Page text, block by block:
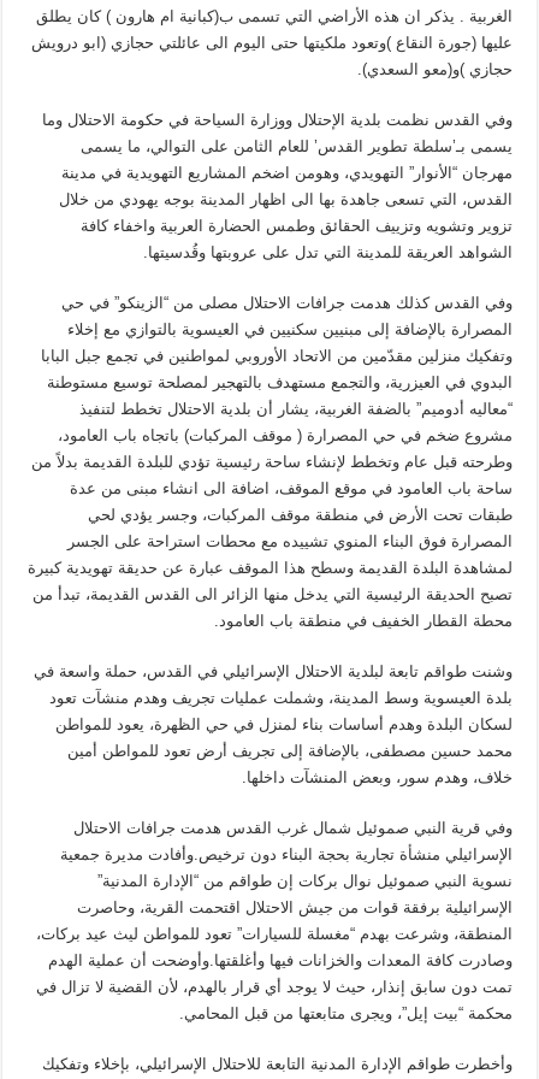
الغربية . يذكر ان هذه الأراضي التي تسمى ب(كبانية ام هارون ) كان يطلق
عليها (جورة النقاع )وتعود ملكيتها حتى اليوم الى عائلتي حجازي (ابو درويش
حجازي )و(معو السعدي).
وفي القدس نظمت بلدية الإحتلال ووزارة السياحة في حكومة الاحتلال وما
يسمى بـ’سلطة تطوير القدس’ للعام الثامن على التوالي، ما يسمى
مهرجان “الأنوار” التهويدي، وهومن اضخم المشاريع التهويدية في مدينة
القدس، التي تسعى جاهدة بها الى اظهار المدينة بوجه يهودي من خلال
تزوير وتشويه وتزييف الحقائق وطمس الحضارة العربية واخفاء كافة
الشواهد العريقة للمدينة التي تدل على عروبتها وقُدسيتها.
وفي القدس كذلك هدمت جرافات الاحتلال مصلى من “الزينكو” في حي
المصرارة بالإضافة إلى مبنيين سكنيين في العيسوية بالتوازي مع إخلاء
وتفكيك منزلين مقدّمين من الاتحاد الأوروبي لمواطنين في تجمع جبل البابا
البدوي في العيزرية، والتجمع مستهدف بالتهجير لمصلحة توسيع مستوطنة
“معاليه أدوميم” بالضفة الغربية، يشار أن بلدية الاحتلال تخطط لتنفيذ
مشروع ضخم في حي المصرارة ( موقف المركبات) باتجاه باب العامود،
وطرحته قبل عام وتخطط لإنشاء ساحة رئيسية تؤدي للبلدة القديمة بدلاً من
ساحة باب العامود في موقع الموقف، اضافة الى انشاء مبنى من عدة
طبقات تحت الأرض في منطقة موقف المركبات، وجسر يؤدي لحي
المصرارة فوق البناء المنوي تشييده مع محطات استراحة على الجسر
لمشاهدة البلدة القديمة وسطح هذا الموقف عبارة عن حديقة تهويدية كبيرة
تصبح الحديقة الرئيسية التي يدخل منها الزائر الى القدس القديمة، تبدأ من
محطة القطار الخفيف في منطقة باب العامود.
وشنت طواقم تابعة لبلدية الاحتلال الإسرائيلي في القدس، حملة واسعة في
بلدة العيسوية وسط المدينة، وشملت عمليات تجريف وهدم منشآت تعود
لسكان البلدة وهدم أساسات بناء لمنزل في حي الظهرة، يعود للمواطن
محمد حسين مصطفى، بالإضافة إلى تجريف أرض تعود للمواطن أمين
خلاف، وهدم سور، وبعض المنشآت داخلها.
وفي قرية النبي صموئيل شمال غرب القدس هدمت جرافات الاحتلال
الإسرائيلي منشأة تجارية بحجة البناء دون ترخيص.وأفادت مديرة جمعية
نسوية النبي صموئيل نوال بركات إن طواقم من “الإدارة المدنية”
الإسرائيلية برفقة قوات من جيش الاحتلال اقتحمت القرية، وحاصرت
المنطقة، وشرعت بهدم “مغسلة للسيارات” تعود للمواطن ليث عيد بركات،
وصادرت كافة المعدات والخزانات فيها وأغلقتها.وأوضحت أن عملية الهدم
تمت دون سابق إنذار، حيث لا يوجد أي قرار بالهدم، لأن القضية لا تزال في
محكمة “بيت إيل”، ويجرى متابعتها من قبل المحامي.
وأخطرت طواقم الإدارة المدنية التابعة للاحتلال الإسرائيلي، بإخلاء وتفكيك